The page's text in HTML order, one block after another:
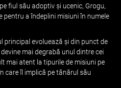
fiul său adoptiv și ucenic, Grogu,
pentru a îndeplini misiuni în numele
principal evoluează și din punct de
mai degrabă unul dintre cei
mai atent la tipurile de misiuni pe
care îl implică pe tânărul său